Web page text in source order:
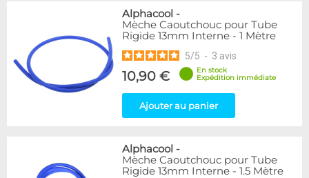
Alphacool -
Mèche Caoutchouc pour Tube
Rigide 13mm Interne - 1 Mètre
5/5 - 3 avis
10,90 €
En stock
Expédition immédiate
Ajouter au panier
Alphacool -
Mèche Caoutchouc pour Tube
Rigide 13mm Interne - 1.5 Mètre